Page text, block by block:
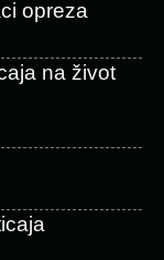
opreza
na život